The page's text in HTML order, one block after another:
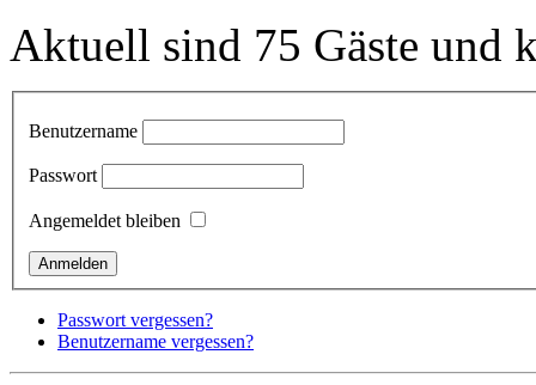
Aktuell sind 75 Gäste und
Benutzername
Passwort
Angemeldet bleiben
Passwort vergessen?
Benutzername vergessen?